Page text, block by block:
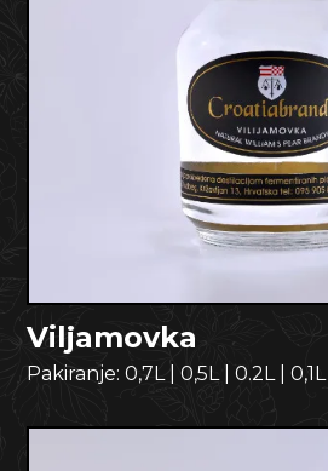
Viljamovka
Pakiranje:0,7L|0,5L|0.2L|0,1L